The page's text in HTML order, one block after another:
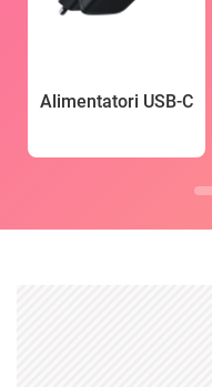
Alimentatori USB-C